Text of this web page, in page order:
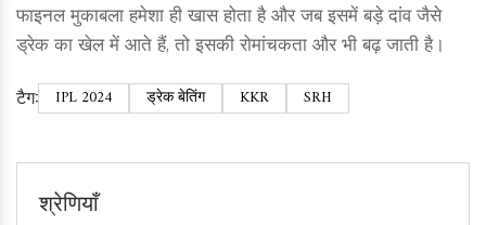
फाइनल मुकाबला हमेशा ही खास होता है और जब इसमें बड़े दांव जैसे
ड्रेक का खेल में आते हैं, तो इसकी रोमांचकता और भी बढ़ जाती है।
टैग: IPL 2024 ड्रेक बेतिंग KKR SRH
श्रेणियाँ